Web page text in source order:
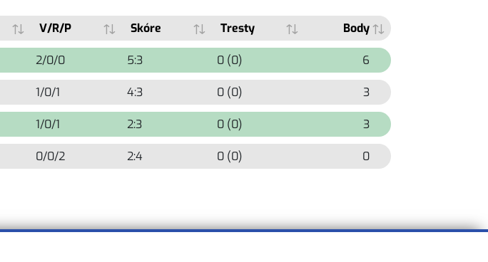
V/R/P Skóre Tresty Body
2/0/0 5:3 0 (0) 6
1/0/1 4:3 0 (0) 3
1/0/1 2:3 0 (0) 3
0/0/2 2:4 0 (0) 0